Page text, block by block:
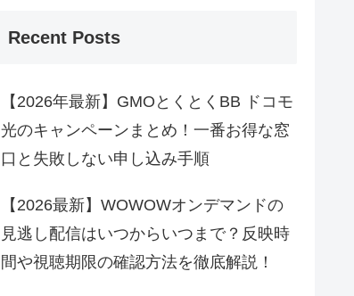
Recent Posts
【2026年最新】GMOとくとくBB ドコモ
光のキャンペーンまとめ！一番お得な窓
口と失敗しない申し込み手順
【2026最新】WOWOWオンデマンドの
見逃し配信はいつからいつまで？反映時
間や視聴期限の確認方法を徹底解説！